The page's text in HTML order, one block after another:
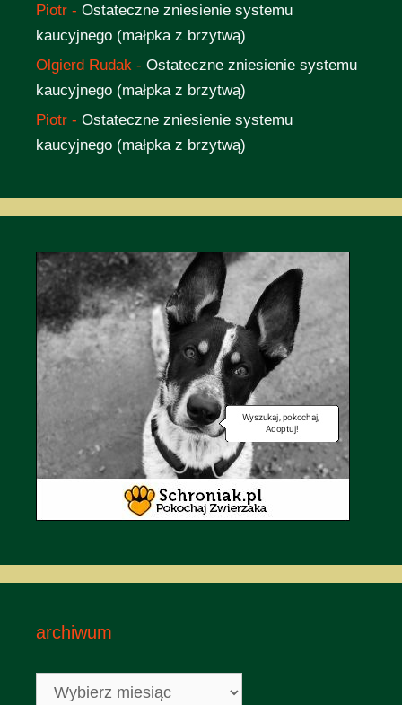
Piotr - Ostateczne zniesienie systemu
kaucyjnego (małpka z brzytwą)
Olgierd Rudak - Ostateczne zniesienie systemu
kaucyjnego (małpka z brzytwą)
Piotr - Ostateczne zniesienie systemu
kaucyjnego (małpka z brzytwą)
archiwum
archiwum